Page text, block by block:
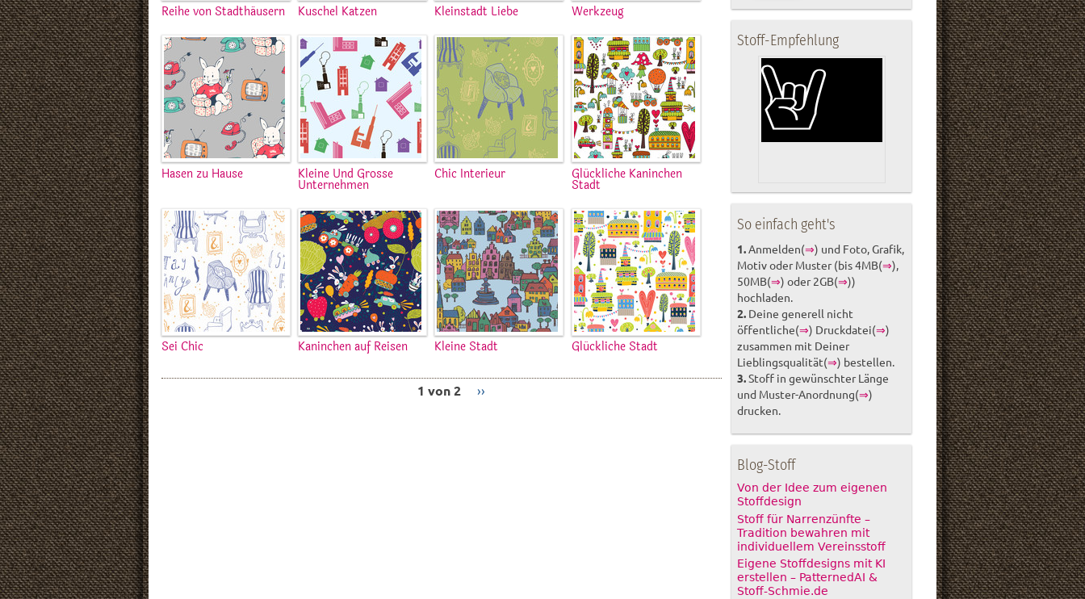
Reihe von Stadthäusern Kuschel Katzen Kleinstadt Liebe Werkzeug
Hasen zu Hause Kleine Und Grosse
Unternehmen
Chic Interieur Glückliche Kaninchen
Stadt
Sei Chic Kaninchen auf Reisen Kleine Stadt Glückliche Stadt
1 von 2 ››
Stoff-Empfehlung
So einfach geht's
1.Anmelden(⇒) und Foto, Grafik,
Motiv oder Muster (bis 4MB(⇒),
50MB(⇒) oder 2GB(⇒))
hochladen.
2. Deine generell nicht
öffentliche(⇒) Druckdatei(⇒)
zusammen mit Deiner
Lieblingsqualität(⇒) bestellen.
3.Stoff in gewünschter Länge
und Muster-Anordnung(⇒)
drucken.
Blog-Stoff
Von der Idee zum eigenen
Stoffdesign
Stoff für Narrenzünfte –
Tradition bewahren mit
individuellem Vereinsstoff
Eigene Stoffdesigns mit KI
erstellen – PatternedAI &
Stoff-Schmie.de